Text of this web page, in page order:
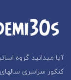
آیا میدانید گروه
کنکور سراسری